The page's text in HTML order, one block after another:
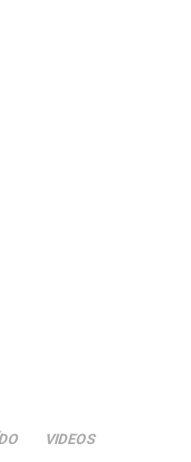
VIDEOS